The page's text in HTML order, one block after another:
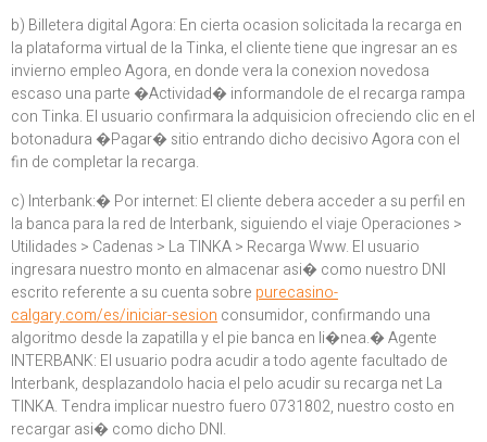
b) Billetera digital Agora: En cierta ocasion solicitada la recarga en
la plataforma virtual de la Tinka, el cliente tiene que ingresar an es
invierno empleo Agora, en donde vera la conexion novedosa
escaso una parte �Actividad� informandole de el recarga rampa
con Tinka. El usuario confirmara la adquisicion ofreciendo clic en el
botonadura �Pagar� sitio entrando dicho decisivo Agora con el
fin de completar la recarga.
c) Interbank:� Por internet: El cliente debera acceder a su perfil en
la banca para la red de Interbank, siguiendo el viaje Operaciones >
Utilidades > Cadenas > La TINKA > Recarga Www. El usuario
ingresara nuestro monto en almacenar asi� como nuestro DNI
escrito referente a su cuenta sobre purecasino-
calgary.com/es/iniciar-sesion consumidor, confirmando una
algoritmo desde la zapatilla y el pie banca en li�nea.� Agente
INTERBANK: El usuario podra acudir a todo agente facultado de
Interbank, desplazandolo hacia el pelo acudir su recarga net La
TINKA. Tendra implicar nuestro fuero 0731802, nuestro costo en
recargar asi� como dicho DNI.